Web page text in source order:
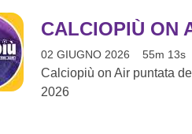
CALCIOPIÙ ON
02 GIUGNO 2026 55m 13s
Calciopiù on Air puntata
2026